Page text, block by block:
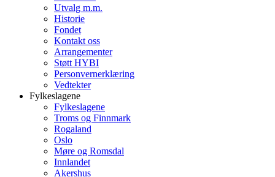
Utvalg m.m.
Historie
Fondet
Kontakt oss
Arrangementer
Støtt HYBI
Personvernerklæring
Vedtekter
Fylkeslagene
Fylkeslagene
Troms og Finnmark
Rogaland
Oslo
Møre og Romsdal
Innlandet
Akershus